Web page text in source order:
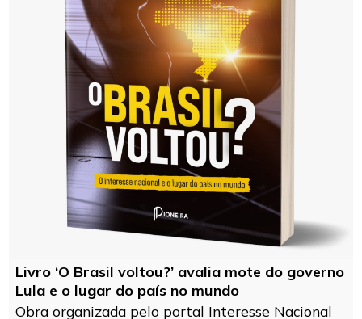
Livro ‘O Brasil voltou?’ avalia mote do governo
Lula e o lugar do país no mundo
Obra organizada pelo portal Interesse Nacional